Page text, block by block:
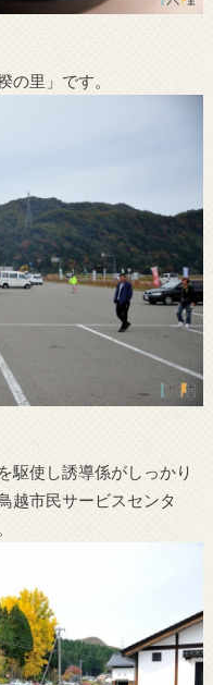
の里」です。
駆使し誘導係がしっかり
越市民サービスセンタ